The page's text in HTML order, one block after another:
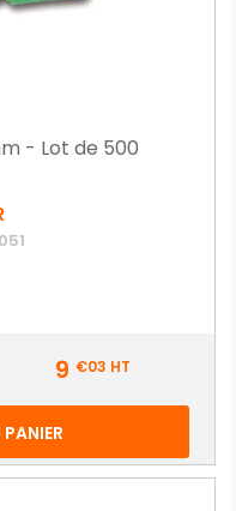
- Lot de 500
9 €03 HT